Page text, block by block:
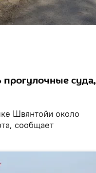
суда,
Швянтойи около
сообщает